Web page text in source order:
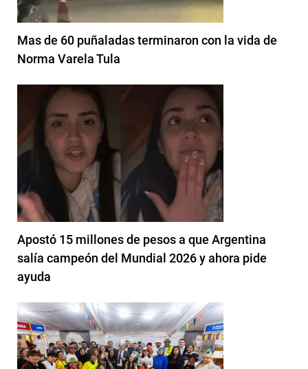
Mas de 60 puñaladas terminaron con la vida de
Norma Varela Tula
Apostó 15 millones de pesos a que Argentina
salía campeón del Mundial 2026 y ahora pide
ayuda